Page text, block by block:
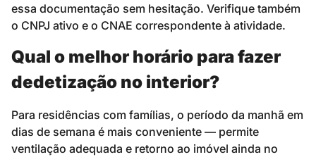
essa documentação sem hesitação. Verifique também
o CNPJ ativo e o CNAE correspondente à atividade.
Qual o melhor horário para fazer
dedetização no interior?
Para residências com famílias, o período da manhã em
dias de semana é mais conveniente — permite
ventilação adequada e retorno ao imóvel ainda no